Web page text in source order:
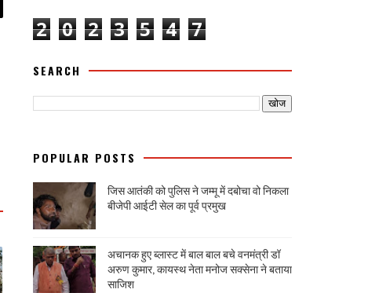
2 0 2 3 5 4 7
SEARCH
POPULAR POSTS
जिस आतंकी को पुलिस ने जम्मू में दबोचा वो निकला
बीजेपी आईटी सेल का पूर्व प्रमुख
अचानक हुए ब्लास्ट में बाल बाल बचे वनमंत्री डॉ
अरुण कुमार, कायस्थ नेता मनोज सक्सेना ने बताया
साजिश